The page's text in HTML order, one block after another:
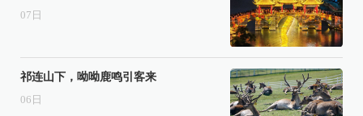
07 日
祁连山下，呦呦鹿鸣引客来
06 日